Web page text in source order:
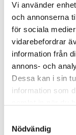
Vi använder
och annonserna
för sociala
vidarebefordrar
information från
annons- och
Dessa kan i sin
information som
Nödvändig
”Hotet